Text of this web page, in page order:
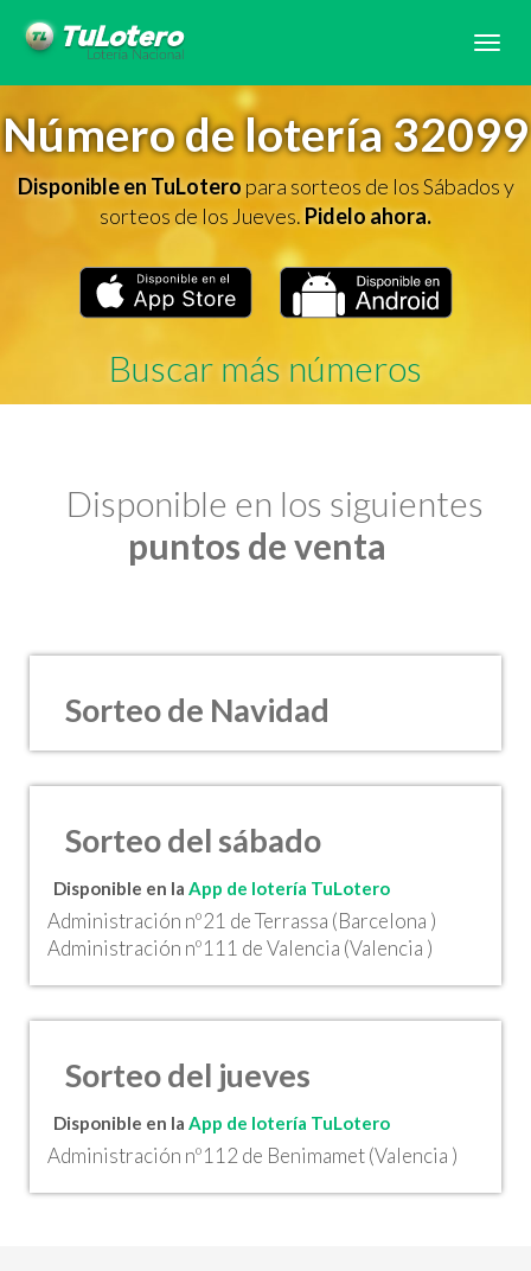
Número de lotería 32099
Disponible en TuLoteropara sorteos de los Sábados y
sorteos de los Jueves.Pidelo ahora.
Buscar más números
Disponible en los siguientes
puntos de venta
Sorteo de Navidad
Sorteo del sábado
Disponible en la App de lotería TuLotero
Administración nº21 de Terrassa (Barcelona )
Administración nº111 de Valencia (Valencia )
Sorteo del jueves
Disponible en la App de lotería TuLotero
Administración nº112 de Benimamet (Valencia )